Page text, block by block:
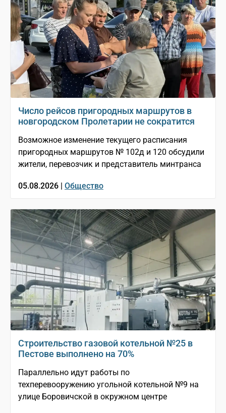
Число рейсов пригородных маршрутов в
новгородском Пролетарии не сократится
Возможное изменение текущего расписания
пригородных маршрутов № 102д и 120 обсудили
жители, перевозчик и представитель минтранса
05.08.2026 | Общество
Строительство газовой котельной №25 в
Пестове выполнено на 70%
Параллельно идут работы по
техперевооружению угольной котельной №9 на
улице Боровичской в окружном центре